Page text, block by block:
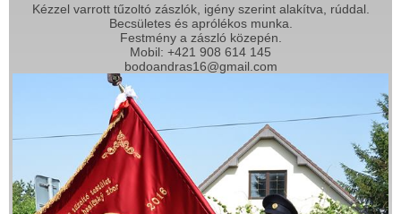
Kézzel varrott tűzoltó zászlók, igény szerint alakítva, rúddal.
Becsületes és aprólékos munka.
Festmény a zászló közepén.
Mobil: +421 908 614 145
bodoandras16@gmail.com